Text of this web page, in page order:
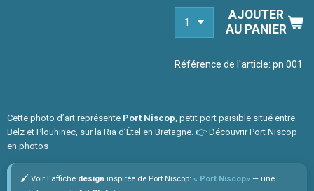
AJOUTER
AU PANIER
Référence de l'article: pn 001
Cette photo d’art représente Port Niscop, petit port paisible situé entre
Belz et Plouhinec, sur la Ria d’Étel en Bretagne. 👉 Découvrir Port Niscop
en photos
🖌️ Voir l'affiche design inspirée de Port Niscop: « Port Niscop» — une